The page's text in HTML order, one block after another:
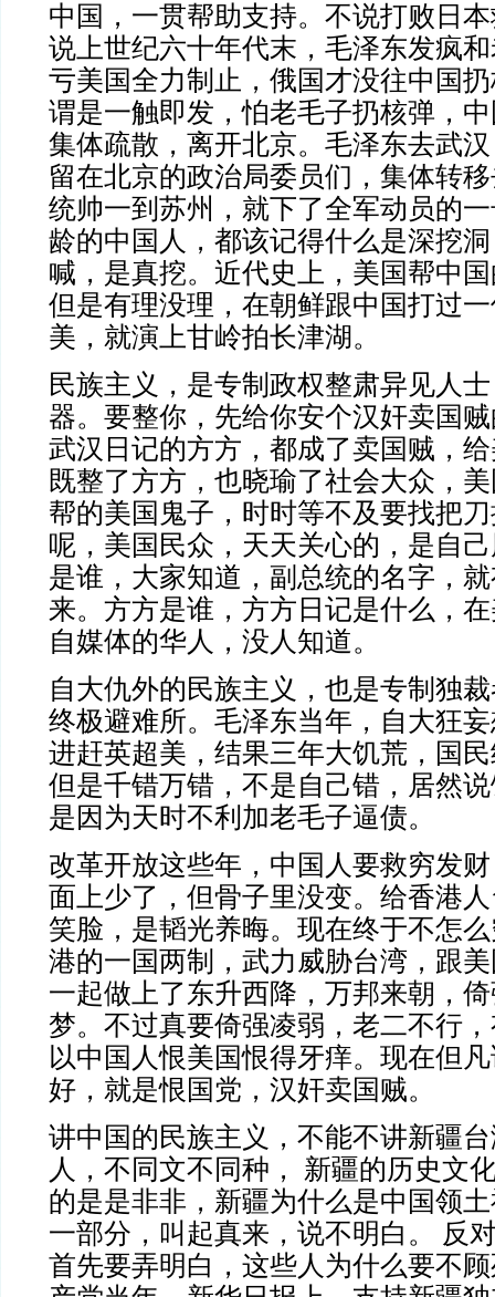
中国，一贯帮助支持。不说打败日
说上世纪六十年代末，毛泽东发疯
亏美国全力制止，俄国才没往中国
谓是一触即发，怕老毛子扔核弹，
集体疏散，离开北京。毛泽东去武
留在北京的政治局委员们，集体转
统帅一到苏州，就下了全军动员的
龄的中国人，都该记得什么是深挖
喊，是真挖。近代史上，美国帮中
但是有理没理，在朝鲜跟中国打过
美，就演上甘岭拍长津湖。
民族主义，是专制政权整肃异见人
器。要整你，先给你安个汉奸卖国
武汉日记的方方，都成了卖国贼，
既整了方方，也晓瑜了社会大众，
帮的美国鬼子，时时等不及要找把
呢，美国民众，天天关心的，是自
是谁，大家知道，副总统的名字，
来。方方是谁，方方日记是什么，
自媒体的华人，没人知道。
自大仇外的民族主义，也是专制独
终极避难所。毛泽东当年，自大狂
进赶英超美，结果三年大饥荒，国
但是千错万错，不是自己错，居然
是因为天时不利加老毛子逼债。
改革开放这些年，中国人要救穷发
面上少了，但骨子里没变。给香港
笑脸，是韬光养晦。现在终于不怎
港的一国两制，武力威胁台湾，跟
一起做上了东升西降，万邦来朝，
梦。不过真要倚强凌弱，老二不行
以中国人恨美国恨得牙痒。现在但
好，就是恨国党，汉奸卖国贼。
讲中国的民族主义，不能不讲新疆
人，不同文不同种， 新疆的历史文
的是是非非，新疆为什么是中国领
一部分，叫起真来，说不明白。 反
首先要弄明白，这些人为什么要不